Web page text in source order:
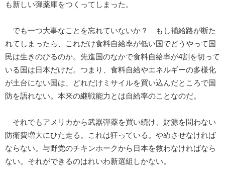
も新しい弾薬庫をつくってしまった。
でも一つ大事なことを忘れていないか？ もし補給路が断た
れてしまったら、これだけ食料自給率が低い国でどうやって国
民は生きのびるのか。先進国のなかで食料自給率が4割を切って
いる国は日本だけだ。つまり、食料自給やエネルギーの多様化
が土台にない国は、どれだけミサイルを買い込んだところで国
防を語れない。本来の継戦能力とは自給率のことなのだ。
それでもアメリカから武器弾薬を買い続け、財源を問わない
防衛費増大にひた走る。これは狂っている。やめさせなければ
ならない。与野党のチキンホークから日本を救わなければなら
ない。それができるのはれいわ新選組しかない。